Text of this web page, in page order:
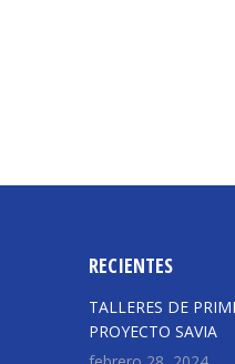
RECIENTES
TALLERES DE
PROYECTO SAVIA